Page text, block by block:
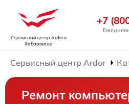
Сервисный центр Ardorв
Хабаровске
+7
Сервисный центр Ardor
Ремонт